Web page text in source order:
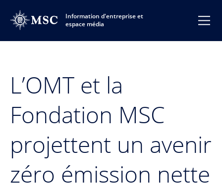
Information d'entreprise et
espace média
L’OMT et la
Fondation MSC
projettent un avenir
zéro émission nette